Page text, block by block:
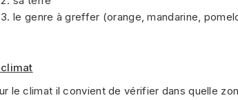
le genre à greffer (orange, mandarine,
le climat il convient de vérifier dans quelle